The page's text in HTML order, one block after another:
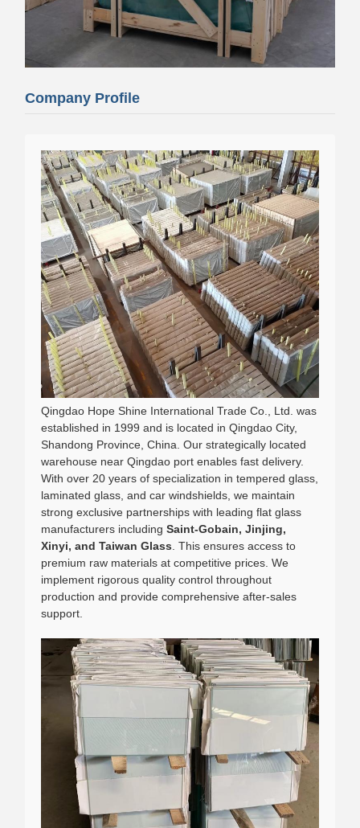
Company Profile
Qingdao Hope Shine International Trade Co., Ltd. was
established in 1999 and is located in Qingdao City,
Shandong Province, China. Our strategically located
warehouse near Qingdao port enables fast delivery.
With over 20 years of specialization in tempered glass,
laminated glass, and car windshields, we maintain
strong exclusive partnerships with leading flat glass
manufacturers including Saint-Gobain, Jinjing,
Xinyi, and Taiwan Glass . This ensures access to
premium raw materials at competitive prices. We
implement rigorous quality control throughout
production and provide comprehensive after-sales
support.